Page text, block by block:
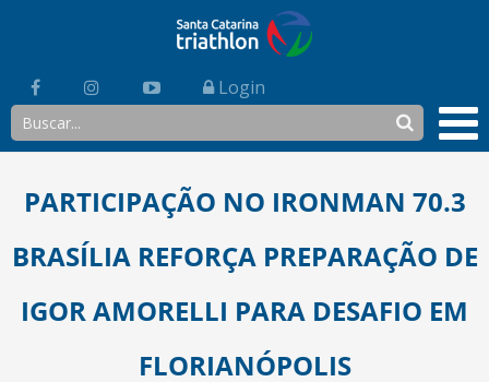
Login
PARTICIPAÇÃO NO IRONMAN 70.3
BRASÍLIA REFORÇA PREPARAÇÃO DE
IGOR AMORELLI PARA DESAFIO EM
FLORIANÓPOLIS